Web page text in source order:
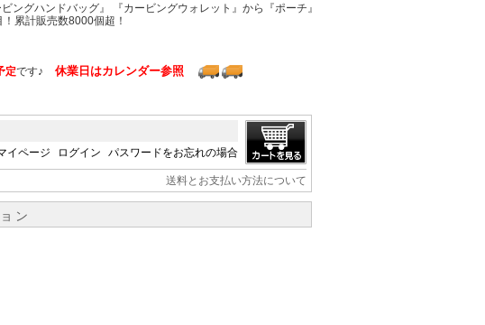
グハンドバッグ』 『カービングウォレット』から『ポーチ』
累計販売数8000個超！
定です♪ 休業日はカレンダー参照
イページ ログイン パスワードをお忘れの場合
送料とお支払い方法について
ン